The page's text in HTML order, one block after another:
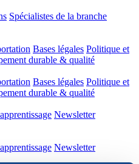
Spécialistes de la branche
Bases légales Politique et
durable & qualité
Bases légales Politique et
durable & qualité
Newsletter
Newsletter